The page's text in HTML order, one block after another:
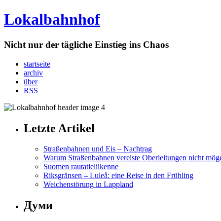
Lokalbahnhof
Nicht nur der tägliche Einstieg ins Chaos
startseite
archiv
über
RSS
Letzte Artikel
Straßenbahnen und Eis – Nachtrag
Warum Straßenbahnen vereiste Oberleitungen nicht
Suomen rautatieliikenne
Riksgränsen – Luleå: eine Reise in den Frühling
Weichenstörung in Lappland
Думи